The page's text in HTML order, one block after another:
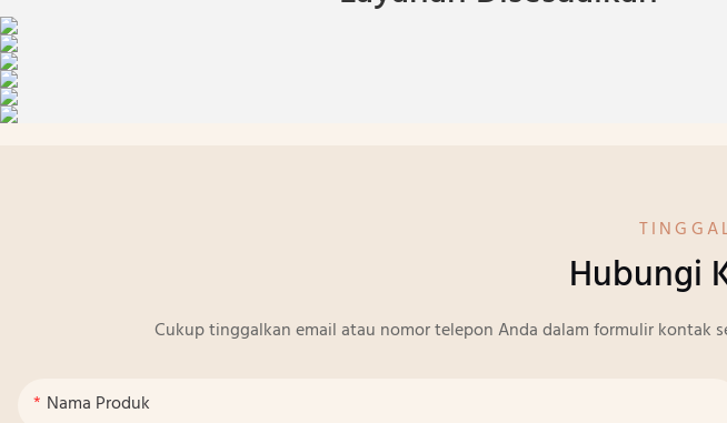
Hubungi
Cukup tinggalkan email atau nomor telepon Anda dalam formulir kontak
Nama Produk